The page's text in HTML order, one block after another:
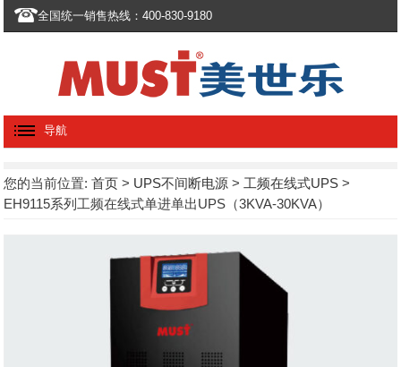
全国统一销售热线：400-830-9180
导航
您的当前位置:首页 > UPS不间断电源 > 工频在线式UPS >
EH9115系列工频在线式单进单出UPS（3KVA-30KVA）